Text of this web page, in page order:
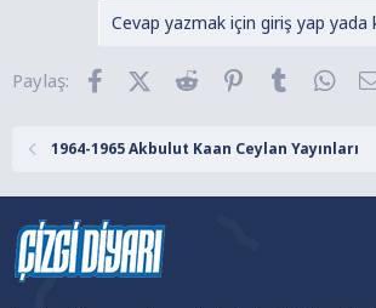
e
Cevap yazmak için giriş yap yada
Paylaş: FacebookX (Twitter)
Reddit Pinterest
Tumblr
1964-1965 Akbulut Kaan Ceylan Yayınları